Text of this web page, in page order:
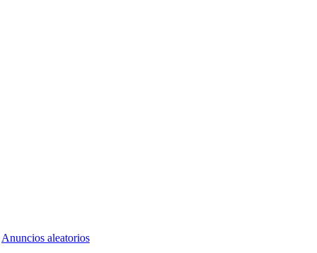
Anuncios aleatorios